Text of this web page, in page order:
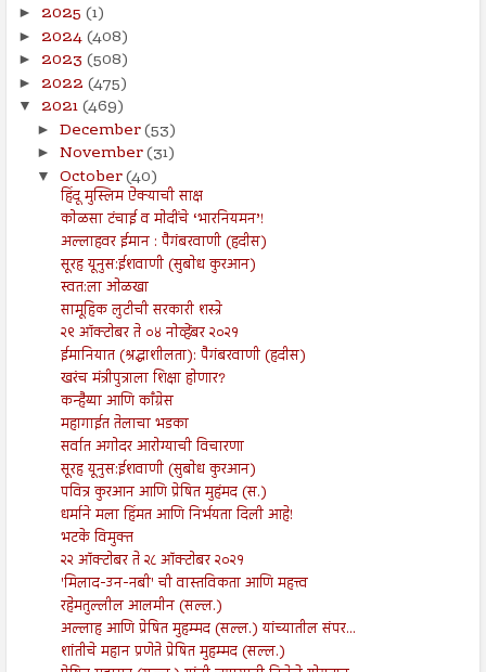
► 2025 (1)
► 2024(408)
► 2023 (508)
► 2022 (475)
▼ 2021(469)
► December(53)
► November(31)
▼ October(40)
हिंदू मुस्लिम ऐक्याची साक्ष
कोळसा टंचाई व मोदींचे ‘भारनियमन’!
अल्लाहवर ईमान : पैगंबरवाणी (हदीस)
सूरह यूनुस:ईशवाणी (सुबोध कुरआन)
स्वत:ला ओळखा
सामूहिक लुटीची सरकारी शस्त्रे
२९ ऑक्टोबर ते ०४ नोव्हेंबर २०२१
ईमानियात (श्रद्धाशीलता): पैगंबरवाणी (हदीस)
खरंच मंत्रीपुत्राला शिक्षा होणार?
कन्हैय्या आणि काँग्रेस
महागाईत तेलाचा भडका
सर्वात अगोदर आरोग्याची विचारणा
सूरह यूनुस:ईशवाणी (सुबोध कुरआन)
पवित्र कुरआन आणि प्रेषित मुहंमद (स.)
धर्माने मला हिंमत आणि निर्भयता दिली आहे!
भटके विमुक्त
२२ ऑक्टोबर ते २८ ऑक्टोबर २०२१
'मिलाद-उन-नबी' ची वास्तविकता आणि महत्त्व
रहेमतुल्लील आलमीन (सल्ल.)
अल्लाह आणि प्रेषित मुहम्मद (सल्ल.) यांच्यातील संपर...
शांतीचे महान प्रणेते प्रेषित मुहम्मद (सल्ल.)